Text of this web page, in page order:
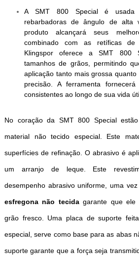
A SMT 800 Special é usada
rebarbadoras de ângulo de alta
produto alcançará seus
combinado com as retíficas de
Klingspor oferece a SMT 800
tamanhos de grãos, permitindo
aplicação tanto mais grossa
precisão. A ferramenta
consistentes ao longo de sua vida
No coração da SMT 800 Special
material não tecido especial. Este
superfícies de refinação. O abrasivo é
um arranjo de leque. Este
desempenho abrasivo uniforme, uma
esfregona não tecidagarante que ele
grão fresco. Uma placa de suporte
especial, serve como base para as abas
suporte garante que a força seja